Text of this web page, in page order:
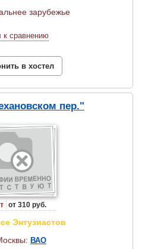
зарубежье
к сравнению
в хостел
пер."
от 310 руб.
Энтузиастов
ВАО